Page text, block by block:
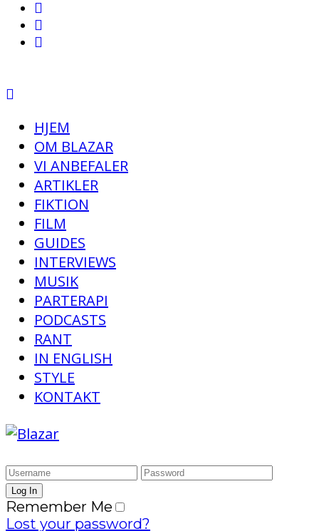
HJEM
OM BLAZAR
VI ANBEFALER
ARTIKLER
FIKTION
FILM
GUIDES
INTERVIEWS
MUSIK
PARTERAPI
PODCASTS
RANT
IN ENGLISH
STYLE
KONTAKT
Remember Me
Lost your password?